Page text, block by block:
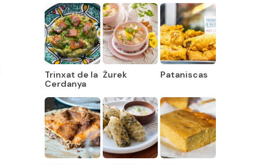
Trinxat de la
Cerdanya
Żurek Pataniscas